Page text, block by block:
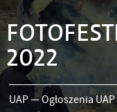
2022
UAP—Ogłoszenia UAP